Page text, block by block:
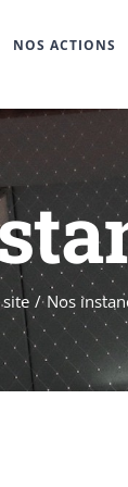
NOS ACTIONS
site Nos